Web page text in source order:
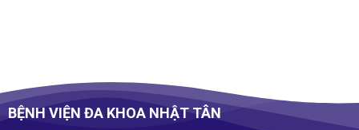
BỆNH VIỆN ĐA KHOA NHẬT TÂN